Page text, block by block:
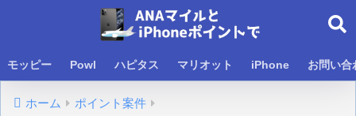
モッピー Powl ハピタス マリオット iPhone お問い合
ホーム ポイント案件